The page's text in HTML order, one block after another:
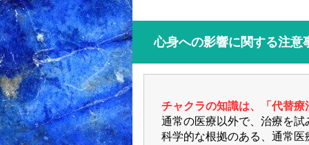
心身への影響に関する注意
チャクラの知識は、「代替
通常の医療以外で、治療を試
科学的な根拠のある、通常